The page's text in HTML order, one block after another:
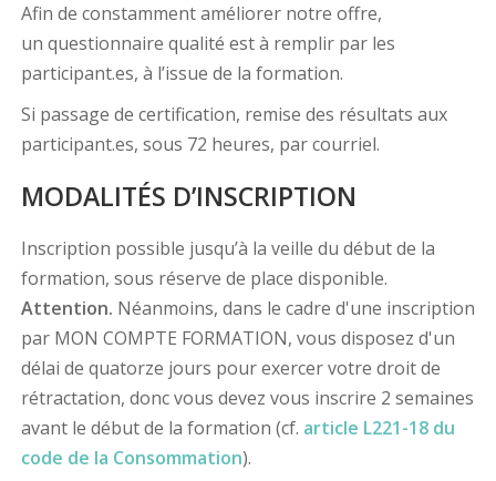
Afin de constamment améliorer notre offre,
un questionnaire qualité est à remplir par les
participant.es, à l’issue de la formation.
Si passage de certification, remise des résultats aux
participant.es, sous 72 heures, par courriel.
MODALITÉS D’INSCRIPTION
Inscription possible jusqu’à la veille du début de la
formation, sous réserve de place disponible.
Attention. Néanmoins, dans le cadre d'une inscription
par MON COMPTE FORMATION, vous disposez d'un
délai de quatorze jours pour exercer votre droit de
rétractation, donc vous devez vous inscrire 2 semaines
avant le début de la formation (cf. article L221-18 du
code de la Consommation).